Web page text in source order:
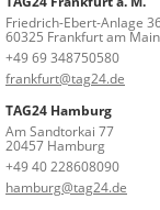
Friedrich-Ebert-Anlage
60325 Frankfurt am Main
+49 69 348750580
frankfurt@tag24.de
TAG24 Hamburg
Am Sandtorkai 77
20457 Hamburg
+49 40 228608090
hamburg@tag24.de